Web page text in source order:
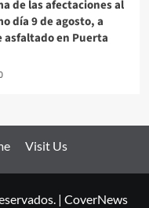
de las afectaciones al
día 9 de agosto, a
asfaltado en Puerta
Visit Us
| CoverNews